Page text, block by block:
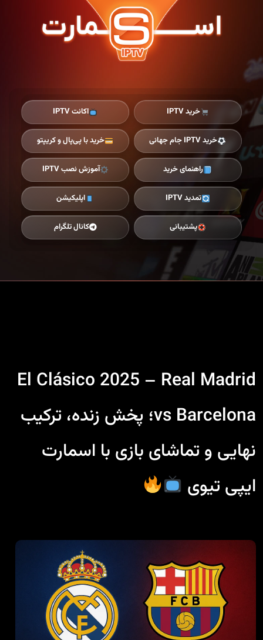
خرید IPTV اکانت IPTV
خرید IPTV جام جهانی خرید با پی‌پال و کریپتو
راهنمای خرید آموزش نصب IPTV
تمدید IPTV اپلیکیشن
پشتیبانی کانال تلگرام
El Clásico 2025 – Real Madrid
vs Barcelona؛ پخش زنده، ترکیب
نهایی و تماشای بازی با اسمارت
ایپی تیوی